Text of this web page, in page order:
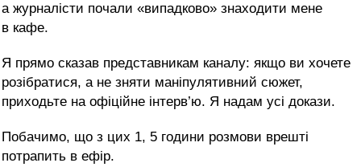
а журналісти почали «випадково» знаходити мене
в кафе.
Я прямо сказав представникам каналу: якщо ви хочете
розібратися, а не зняти маніпулятивний сюжет,
приходьте на офіційне інтерв’ю. Я надам усі докази.
Побачимо, що з цих 1, 5 години розмови врешті
потрапить в ефір.